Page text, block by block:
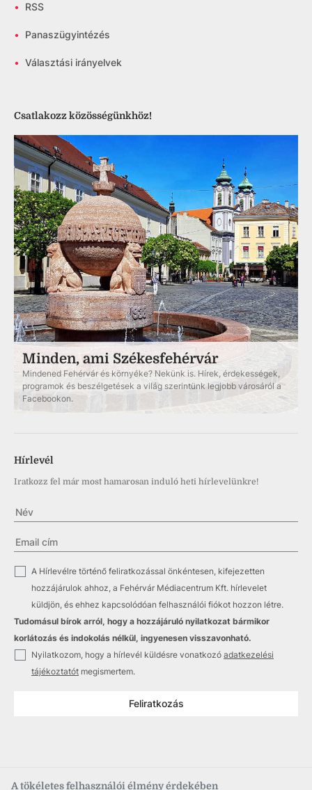
A tökéletes felhasználói élmény érdekében
• RSS
• Panaszügyintézés
• Választási irányelvek
Csatlakozz közösségünkhöz!
Minden, ami Székesfehérvár
Mindened Fehérvár és környéke? Nekünk is. Hírek, érdekességek,
programok és beszélgetések a világ szerintünk legjobb városáról a
Facebookon.
Hírlevél
Iratkozz fel már most hamarosan induló heti hírlevelünkre!
A Hírlevélre történő feliratkozással önkéntesen, kifejezetten
hozzájárulok ahhoz, a Fehérvár Médiacentrum Kft. hírlevelet
küldjön, és ehhez kapcsolódóan felhasználói fiókot hozzon létre.
Tudomásul bírok arról, hogy a hozzájáruló nyilatkozat bármikor
korlátozás és indokolás nélkül, ingyenesen visszavonható.
Nyilatkozom, hogy a hírlevél küldésre vonatkozó adatkezelési
tájékoztatót megismertem.
Feliratkozás